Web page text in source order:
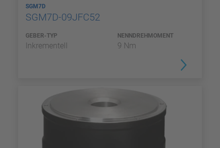
SGM7D
SGM7D-09JFC52
GEBER-TYP
Inkrementell
NENNDREHMOMENT
9 Nm